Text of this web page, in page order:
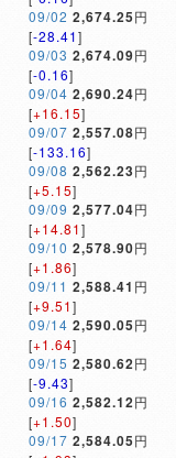
09/02 2,674.25円
[-28.41]
09/03 2,674.09円
[-0.16]
09/04 2,690.24円
[+16.15]
09/07 2,557.08円
[-133.16]
09/08 2,562.23円
[+5.15]
09/09 2,577.04円
[+14.81]
09/10 2,578.90円
[+1.86]
09/11 2,588.41 円
[+9.51]
09/14 2,590.05円
[+1.64]
09/15 2,580.62円
[-9.43]
09/16 2,582.12円
[+1.50]
09/17 2,584.05円